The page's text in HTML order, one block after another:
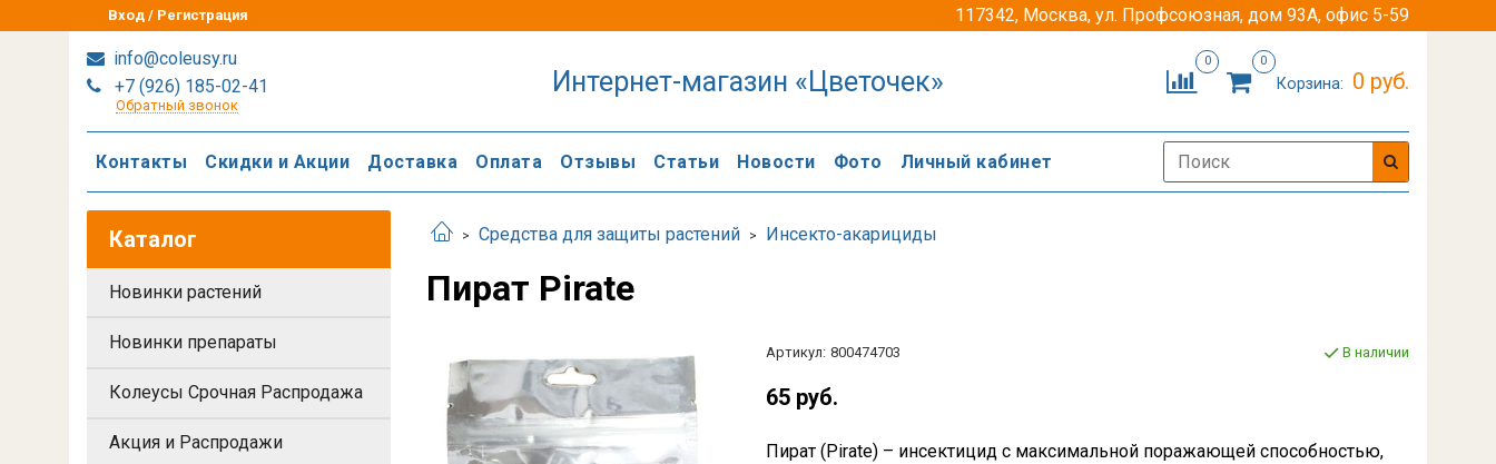
Вход / Регистрация 117342, Москва, ул. Профсоюзная, дом 93А, офис 5-59
info@coleusy.ru
+7 (926) 185-02-41
Обратный звонок
Интернет-магазин «Цветочек»
0 0
Корзина: 0 руб.
Контакты Скидки и Акции Доставка Оплата Отзывы Статьи Новости Фото Личный кабинет
Средства для защиты растений Инсекто-акарициды
Пират Pirate
Артикул: 800474703 В наличии
65 руб.
Пират (Pirate) – инсектицид с максимальной поражающей способностью,
Каталог
Новинки растений
Новинки препараты
Колеусы Срочная Распродажа
Акция и Распродажи